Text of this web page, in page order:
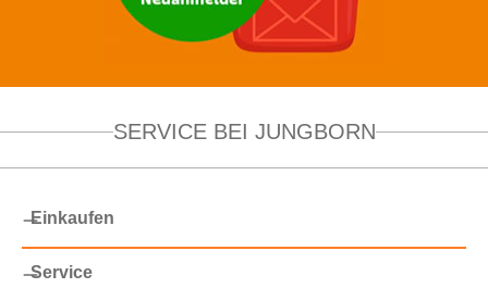
SERVICE BEI JUNGBORN
Einkaufen
Service